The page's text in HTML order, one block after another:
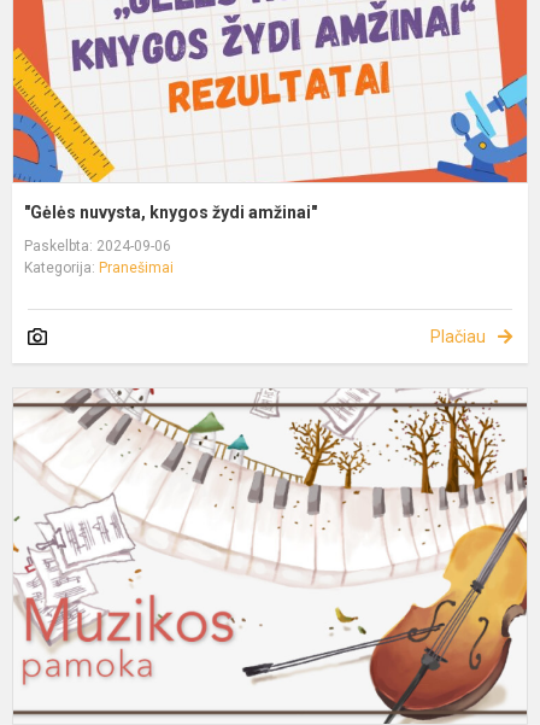
"Gėlės nuvysta, knygos žydi amžinai"
Paskelbta: 2024-09-06
Kategorija: Pranešimai
Plačiau